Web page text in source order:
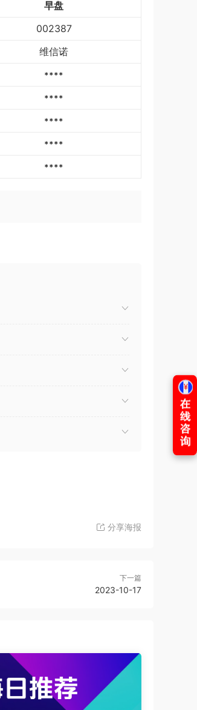
早盘
002387
维信诺
****
****
****
****
****
分享海报
下一篇
2023-10-17